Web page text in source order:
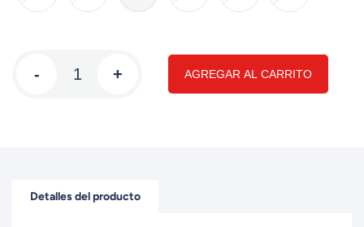
- + AGREGAR AL CARRITO
Detalles del producto